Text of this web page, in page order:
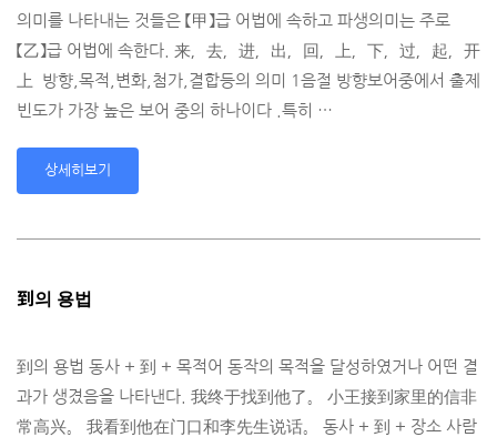
의미를 나타내는 것들은 【甲】급 어법에 속하고 파생의미는 주로
【乙】급 어법에 속한다. 来，去，进，出，回，上，下，过，起，开
上 방향,목적,변화,첨가,결합등의 의미 1음절 방향보어중에서 출제
빈도가 가장 높은 보어 중의 하나이다 .특히 …
상세히보기
到의 용법
到의 용법 동사 + 到 + 목적어 동작의 목적을 달성하였거나 어떤 결
과가 생겼음을 나타낸다. 我终于找到他了。 小王接到家里的信非
常高兴。 我看到他在门口和李先生说话。 동사 + 到 + 장소 사람